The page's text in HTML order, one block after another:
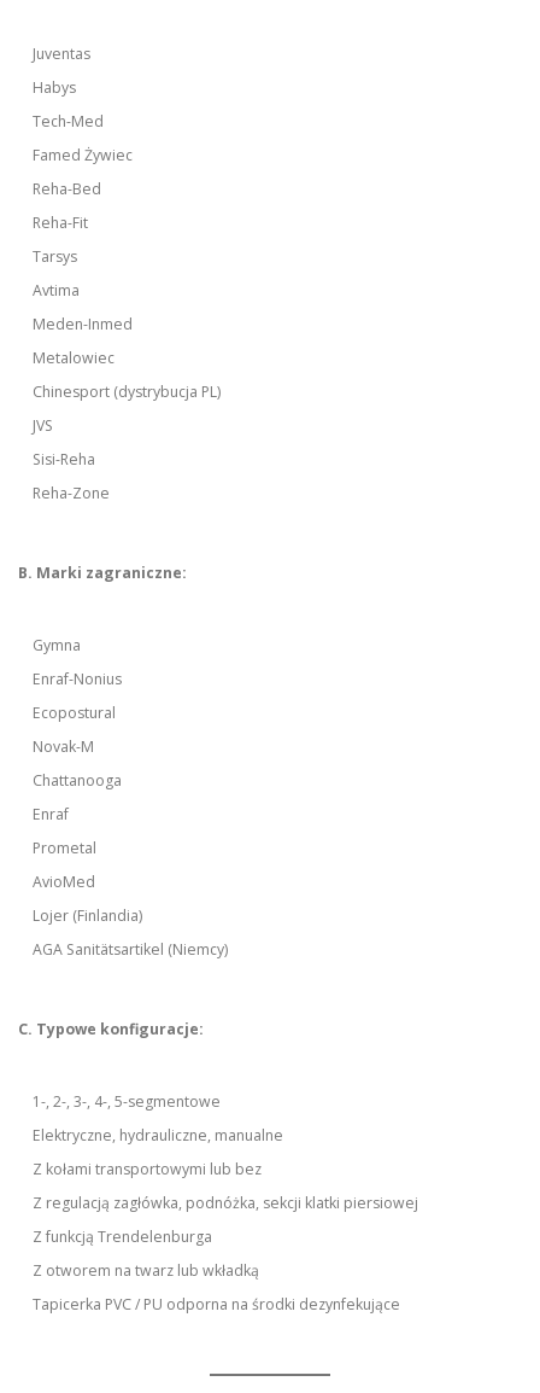
Juventas
Habys
Tech-Med
Famed Żywiec
Reha-Bed
Reha-Fit
Tarsys
Avtima
Meden-Inmed
Metalowiec
Chinesport (dystrybucja PL)
JVS
Sisi-Reha
Reha-Zone
B. Marki zagraniczne:
Gymna
Enraf-Nonius
Ecopostural
Novak-M
Chattanooga
Enraf
Prometal
AvioMed
Lojer (Finlandia)
AGA Sanitätsartikel (Niemcy)
C. Typowe konfiguracje:
1-, 2-, 3-, 4-, 5-segmentowe
Elektryczne, hydrauliczne, manualne
Z kołami transportowymi lub bez
Z regulacją zagłówka, podnóżka, sekcji klatki piersiowej
Z funkcją Trendelenburga
Z otworem na twarz lub wkładką
Tapicerka PVC / PU odporna na środki dezynfekujące